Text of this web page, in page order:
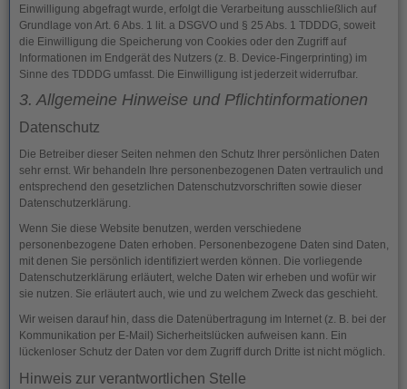
Einwilligung abgefragt wurde, erfolgt die Verarbeitung ausschließlich auf
Grundlage von Art. 6 Abs. 1 lit. a DSGVO und § 25 Abs. 1 TDDDG, soweit
die Einwilligung die Speicherung von Cookies oder den Zugriff auf
Informationen im Endgerät des Nutzers (z. B. Device-Fingerprinting) im
Sinne des TDDDG umfasst. Die Einwilligung ist jederzeit widerrufbar.
3. Allgemeine Hinweise und Pflicht­informationen
Datenschutz
Die Betreiber dieser Seiten nehmen den Schutz Ihrer persönlichen Daten
sehr ernst. Wir behandeln Ihre personenbezogenen Daten vertraulich und
entsprechend den gesetzlichen Datenschutzvorschriften sowie dieser
Datenschutzerklärung.
Wenn Sie diese Website benutzen, werden verschiedene
personenbezogene Daten erhoben. Personenbezogene Daten sind Daten,
mit denen Sie persönlich identifiziert werden können. Die vorliegende
Datenschutzerklärung erläutert, welche Daten wir erheben und wofür wir
sie nutzen. Sie erläutert auch, wie und zu welchem Zweck das geschieht.
Wir weisen darauf hin, dass die Datenübertragung im Internet (z. B. bei der
Kommunikation per E-Mail) Sicherheitslücken aufweisen kann. Ein
lückenloser Schutz der Daten vor dem Zugriff durch Dritte ist nicht möglich.
Hinweis zur verantwortlichen Stelle